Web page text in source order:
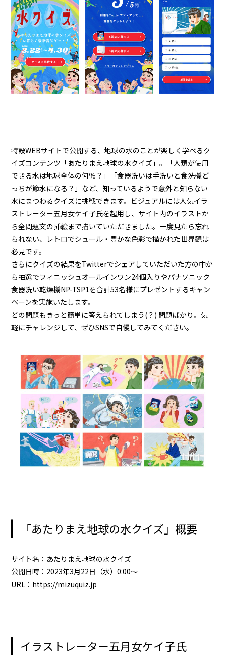
特設WEBサイトで公開する、地球の水のことが楽しく学べるク
イズコンテンツ「あたりまえ地球の水クイズ」。「人類が使用
できる水は地球全体の何％？」「食器洗いは手洗いと食洗機ど
っちが節水になる？」など、知っているようで意外と知らない
水にまつわるクイズに挑戦できます。ビジュアルには人気イラ
ストレーター五月女ケイ子氏を起用し、サイト内のイラストか
ら全問題文の挿絵まで描いていただきました。一度見たら忘れ
られない、レトロでシュール・豊かな色彩で描かれた世界観は
必見です。
さらにクイズの結果をTwitterでシェアしていただいた方の中か
ら抽選でフィニッシュオールインワン24個入りやパナソニック
食器洗い乾燥機NP-TSP1を合計53名様にプレゼントするキャン
ペーンを実施いたします。
どの問題もきっと簡単に答えられてしまう(？) 問題ばかり。気
軽にチャレンジして、ぜひSNSで自慢してみてください。
「あたりまえ地球の水クイズ」概要
サイト名：あたりまえ地球の水クイズ
公開日時：2023年3月22日（水）0:00～
URL： https://mizuquiz.jp
イラストレーター五月女ケイ子氏